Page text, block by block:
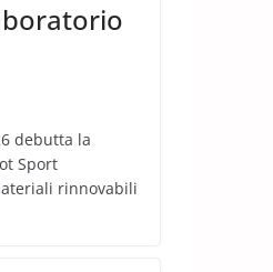
debutta la
Sport
rinnovabili